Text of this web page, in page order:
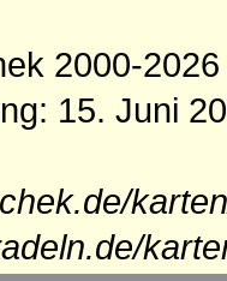
2000-2026
15. Juni